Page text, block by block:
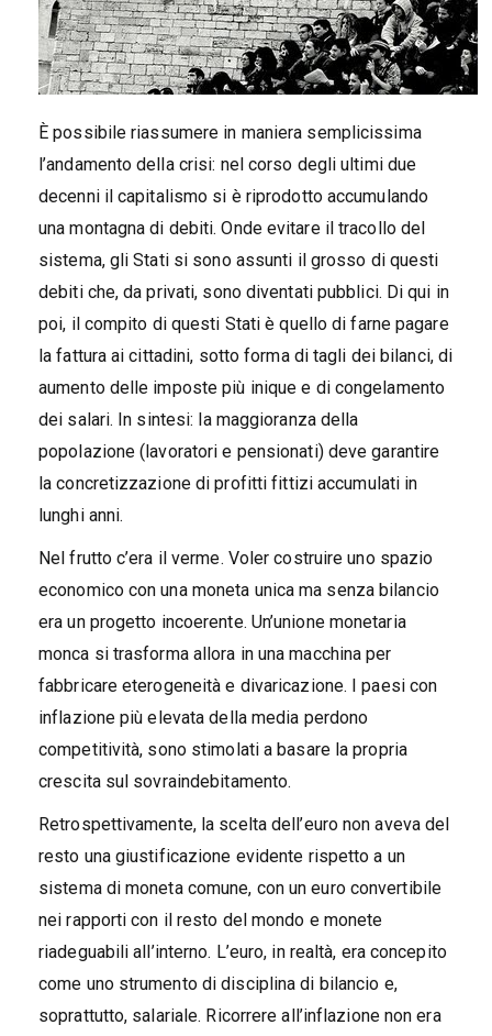
È possibile riassumere in maniera semplicissima
l’andamento della crisi: nel corso degli ultimi due
decenni il capitalismo si è riprodotto accumulando
una montagna di debiti. Onde evitare il tracollo del
sistema, gli Stati si sono assunti il grosso di questi
debiti che, da privati, sono diventati pubblici. Di qui in
poi, il compito di questi Stati è quello di farne pagare
la fattura ai cittadini, sotto forma di tagli dei bilanci, di
aumento delle imposte più inique e di congelamento
dei salari. In sintesi: la maggioranza della
popolazione (lavoratori e pensionati) deve garantire
la concretizzazione di profitti fittizi accumulati in
lunghi anni.
Nel frutto c’era il verme. Voler costruire uno spazio
economico con una moneta unica ma senza bilancio
era un progetto incoerente. Un’unione monetaria
monca si trasforma allora in una macchina per
fabbricare eterogeneità e divaricazione. I paesi con
inflazione più elevata della media perdono
competitività, sono stimolati a basare la propria
crescita sul sovraindebitamento.
Retrospettivamente, la scelta dell’euro non aveva del
resto una giustificazione evidente rispetto a un
sistema di moneta comune, con un euro convertibile
nei rapporti con il resto del mondo e monete
riadeguabili all’interno. L’euro, in realtà, era concepito
come uno strumento di disciplina di bilancio e,
soprattutto, salariale. Ricorrere all’inflazione non era